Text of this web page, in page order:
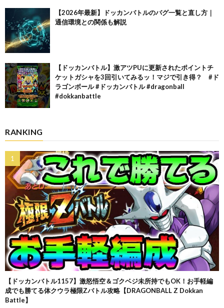
【2026年最新】ドッカンバトルのバグ一覧と直し方｜
通信環境との関係も解説
【ドッカンバトル】激アツPUに更新されたポイントチ
ケットガシャを3回引いてみるッ！マジで引き得？ #ド
ラゴンボール #ドッカンバトル #dragonball
#dokkanbattle
RANKING
【ドッカンバトル1157】激怒悟空＆ゴクベジ未所持でもOK！お手軽編
成でも勝てる体クウラ極限Zバトル攻略【DRAGONBALL Z Dokkan
Battle】